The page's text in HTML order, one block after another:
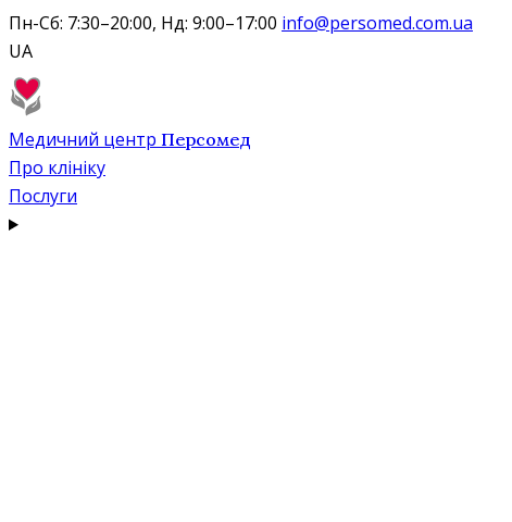
Пн-Сб: 7:30–20:00, Нд: 9:00–17:00 info@persomed.com.ua
UA
Медичний центр Персомед
Про клініку
Послуги